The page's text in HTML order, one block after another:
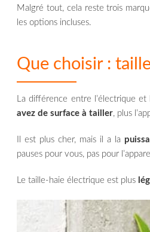
Malgré tout, cela reste trois
les options incluses.
Que choisir :
La différence entre l’électrique
avez de surface à tailler, plus
Il est plus cher, mais il a la
pauses pour vous, pas pour
Le taille-haie électrique est plus